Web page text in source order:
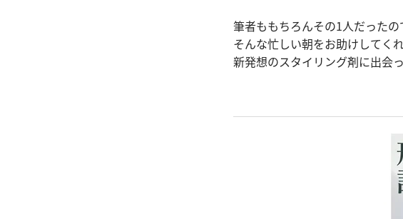
筆者ももちろんその1人だったの
そんな忙しい朝をお助けしてく
新発想のスタイリング剤に出会